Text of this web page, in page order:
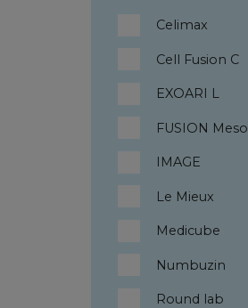
Celimax
Cell Fusion C
EXOARI L
FUSION Meso
IMAGE
Le Mieux
Medicube
Numbuzin
Round lab